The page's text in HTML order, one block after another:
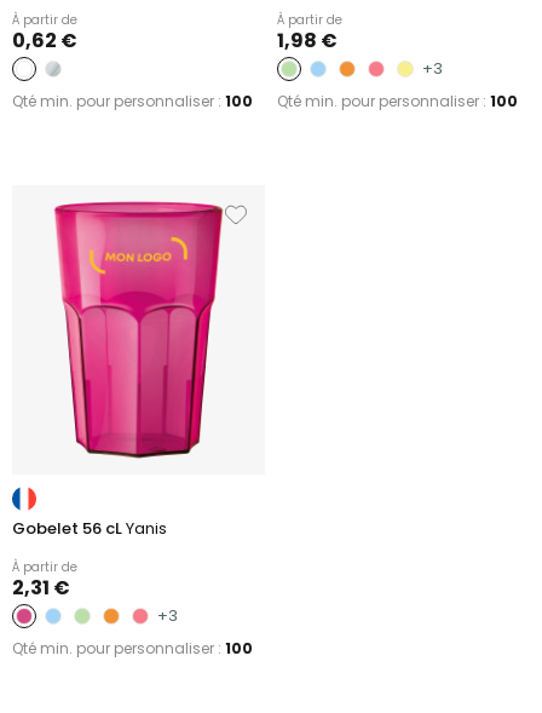
À partir de
0,62 €
Qté min. pour personnaliser : 100
À partir de
1,98 €
+3
Qté min. pour personnaliser : 100
Gobelet 56 cLYanis
À partir de
2,31 €
+3
Qté min. pour personnaliser : 100